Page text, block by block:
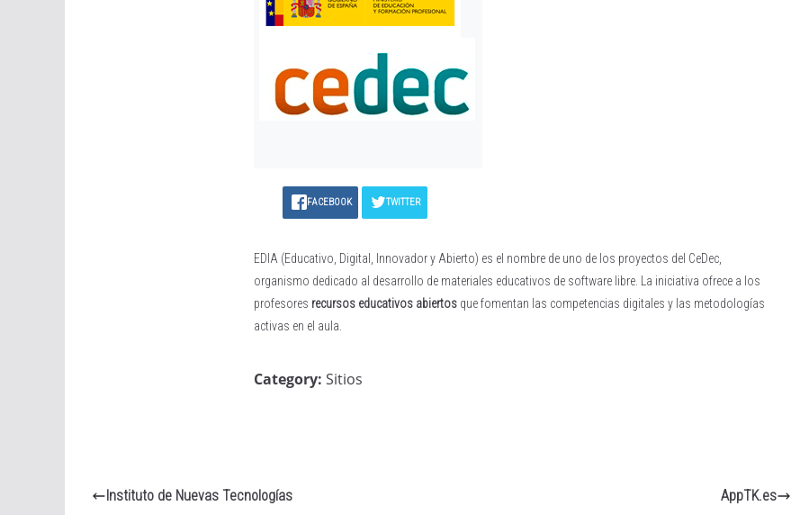
FACEBOOK TWITTER
EDIA (Educativo, Digital, Innovador y Abierto) es el nombre de uno de los proyectos del CeDec,
organismo dedicado al desarrollo de materiales educativos de software libre. La iniciativa ofrece a los
profesores recursos educativos abiertos que fomentan las competencias digitales y las metodologías
activas en el aula.
Category: Sitios
Instituto de Nuevas Tecnologías AppTK.es